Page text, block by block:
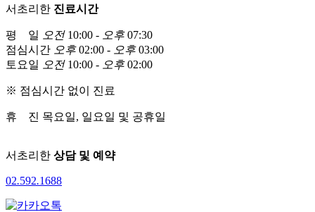
서초리한 진료시간
평 일 오전10:00 - 오후07:30
점심시간 오후02:00 - 오후03:00
토요일 오전10:00 - 오후02:00
※ 점심시간 없이 진료
휴 진 목요일, 일요일 및 공휴일
서초리한 상담 및 예약
02.592.1688